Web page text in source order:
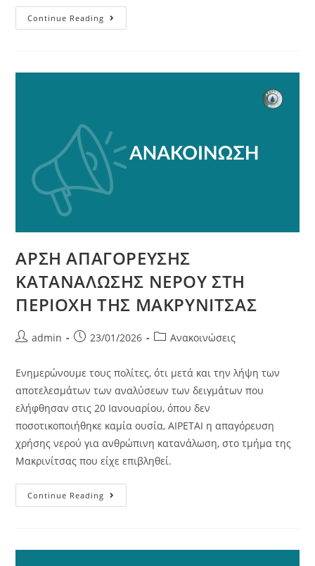
Continue Reading
ΑΡΣΗ ΑΠΑΓΟΡΕΥΣΗΣ
ΚΑΤΑΝΑΛΩΣΗΣ ΝΕΡΟΥ ΣΤΗ
ΠΕΡΙΟΧΗ ΤΗΣ ΜΑΚΡΥΝΙΤΣΑΣ
admin 23/01/2026 Ανακοινώσεις
Ενημερώνουμε τους πολίτες, ότι μετά και την λήψη των
αποτελεσμάτων των αναλύσεων των δειγμάτων που
ελήφθησαν στις 20 Ιανουαρίου, όπου δεν
ποσοτικοποιήθηκε καμία ουσία, ΑΙΡΕΤΑΙ η απαγόρευση
χρήσης νερού για ανθρώπινη κατανάλωση, στο τμήμα της
Μακρινίτσας που είχε επιβληθεί.
Continue Reading